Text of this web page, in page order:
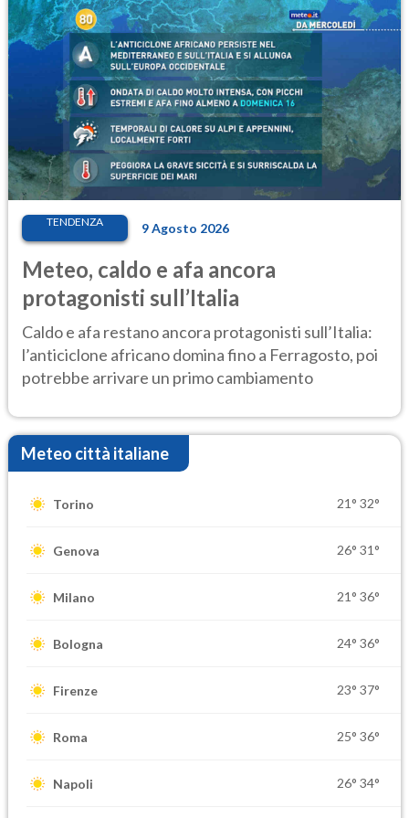
TENDENZA 9 Agosto 2026
Meteo, caldo e afa ancora
protagonisti sull’Italia
Caldo e afa restano ancora protagonisti sull’Italia:
l’anticiclone africano domina fino a Ferragosto, poi
potrebbe arrivare un primo cambiamento
Meteo città italiane
Torino 21° 32°
Genova 26° 31°
Milano 21° 36°
Bologna 24° 36°
Firenze 23° 37°
Roma 25° 36°
Napoli 26° 34°